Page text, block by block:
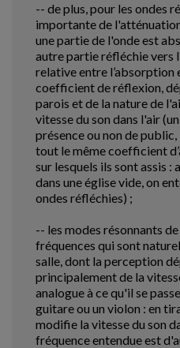
-- de plus, pour les ondes
importante de
une partie de l'onde est
autre partie réfléchie vers
relative entre l’absorption
coefficient de réflexion,
parois et de la nature de
vitesse du son dans l'air
présence ou non de
tout le même coefficient
sur lesquels ils sont assis
dans une église vide, on
ondes réfléchies) ;
-- les modes résonnants
fréquences qui sont
salle, dont la perception
principalement de la
analogue à ce qu'il se
guitare ou un violon : en
modifie la vitesse du son
fréquence entendue est